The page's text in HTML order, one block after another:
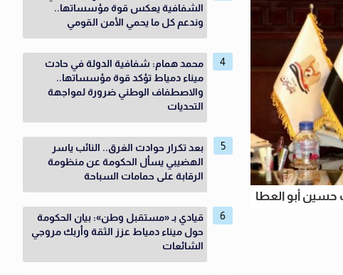
حسين أبو العطا
الشفافية يعكس قوة مؤسساتها..
وندعم كل ما يحمي الأمن القومي
محمد همام: شفافية الدولة في حادث
ميناء دمياط تؤكد قوة مؤسساتها..
والاصطفاف الوطني ضرورة لمواجهة
التحديات
بعد تكرار حوادث الغرق.. النائب ياسر
الهضيبي يسأل الحكومة عن منظومة
الرقابة على حمامات السباحة
قيادي بـ «مستقبل وطن»: بيان الحكومة
حول ميناء دمياط عزز الثقة وأربك مروجي
الشائعات